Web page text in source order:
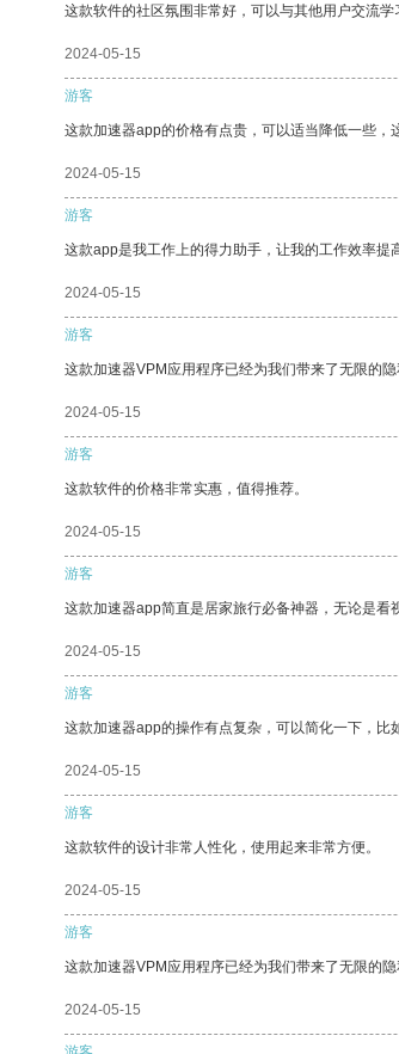
这款软件的社区氛围非常好，可以与其他用户交流学
2024-05-15
游客
这款加速器app的价格有点贵，可以适当降低一些，
2024-05-15
游客
这款app是我工作上的得力助手，让我的工作效率提
2024-05-15
游客
这款加速器VPM应用程序已经为我们带来了无限的隐
2024-05-15
游客
这款软件的价格非常实惠，值得推荐。
2024-05-15
游客
这款加速器app简直是居家旅行必备神器，无论是看
2024-05-15
游客
这款加速器app的操作有点复杂，可以简化一下，比
2024-05-15
游客
这款软件的设计非常人性化，使用起来非常方便。
2024-05-15
游客
这款加速器VPM应用程序已经为我们带来了无限的隐
2024-05-15